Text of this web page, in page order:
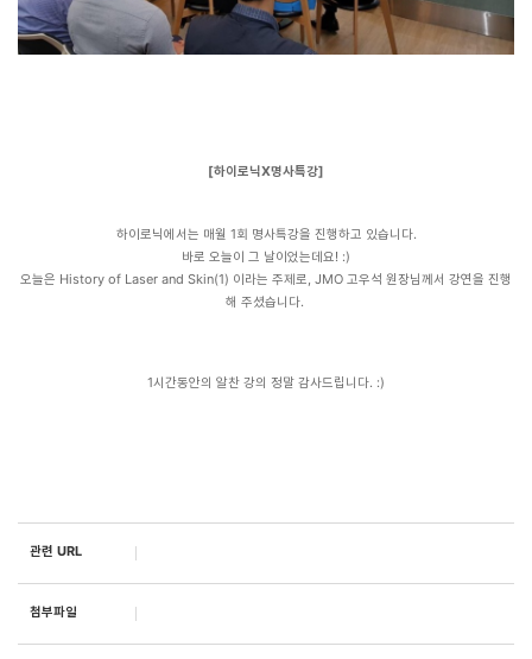
​[하이로닉X명사특강]
하이로닉에서는 매월 1회 명사특강을 진행하고 있습니다.
바로 오늘이 그 날이었는데요! :)
오늘은 History of Laser and Skin(1) 이라는 주제로, JMO 고우석 원장님께서 강연을 진행
해 주셨습니다.
​1시간동안의 알찬 강의 정말 감사드립니다. :)​
관련 URL
첨부파일